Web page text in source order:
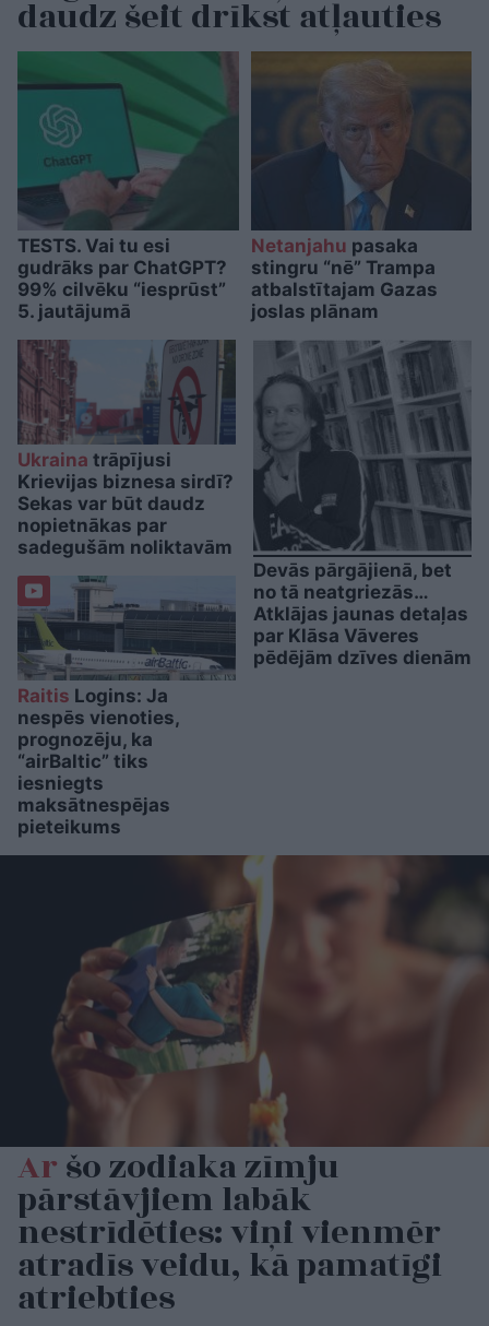
daudz šeit drīkst atļauties
TESTS. Vai tu esi
gudrāks par ChatGPT?
99% cilvēku “iesprūst”
5. jautājumā
Netanjahu pasaka
stingru “nē” Trampa
atbalstītajam Gazas
joslas plānam
Ukraina trāpījusi
Krievijas biznesa sirdī?
Sekas var būt daudz
nopietnākas par
sadegušām noliktavām
Raitis Logins: Ja
nespēs vienoties,
prognozēju, ka
“airBaltic” tiks
iesniegts
maksātnespējas
pieteikums
Devās pārgājienā, bet
no tā neatgriezās…
Atklājas jaunas detaļas
par Klāsa Vāveres
pēdējām dzīves dienām
Aršo zodiaka zīmju
pārstāvjiem labāk
nestrīdēties: viņi vienmēr
atradīs veidu, kā pamatīgi
atriebties